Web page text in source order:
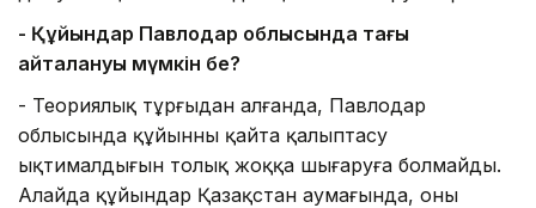
- Құйындар Павлодар облысында тағы
қайталануы мүмкін бе?
- Теориялық тұрғыдан алғанда, Павлодар
облысында құйынның қайта қалыптасу
ықтималдығын толық жоққа шығаруға болмайды.
Алайда құйындар Қазақстан аумағында, оның